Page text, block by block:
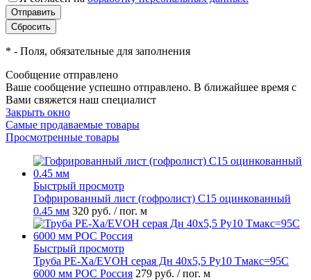
* - Поля, обязательные для заполнения
Сообщение отправлено
Ваше сообщение успешно отправлено. В ближайшее время с
Вами свяжется наш специалист
Закрыть окно
Самые продаваемые товары
Просмотренные товары
Быстрый просмотр
Гофрированный лист (гофролист) С15 оцинкованный
0.45 мм 320 руб. / пог. м
Быстрый просмотр
Труба PE-Xa/EVOH серая Дн 40х5,5 Ру10 Тмакс=95C
6000 мм РОС Россия 279 руб. / пог. м